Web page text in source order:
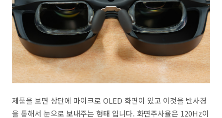
제품을 보면 상단에 마이크로 OLED 화면이 있고 이것을 반사경
을 통해서 눈으로 보내주는 형태 입니다. 화면주사율은 120Hz이